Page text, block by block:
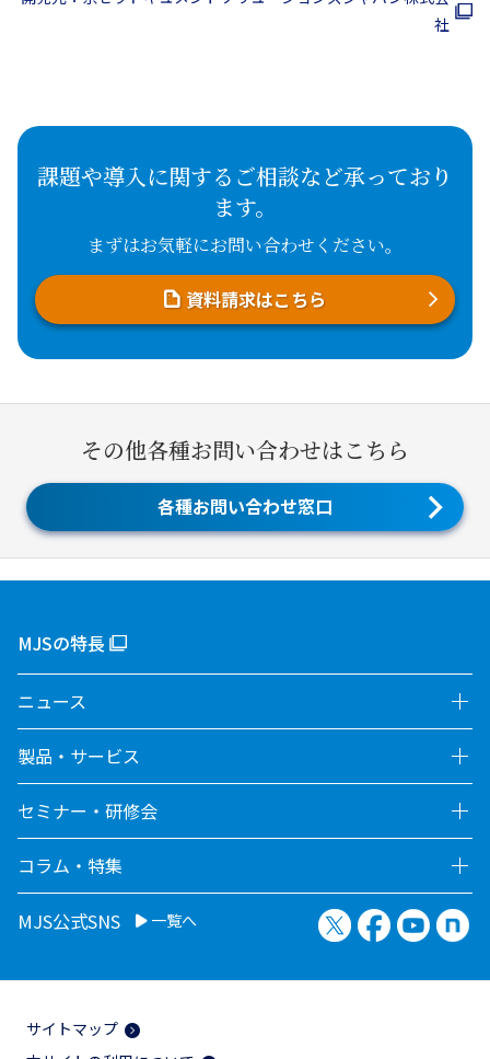
社
課題や導入に関するご相談など承っており
ます。
まずはお気軽にお問い合わせください。
資料請求はこちら
その他各種お問い合わせはこちら
各種お問い合わせ窓口
MJSの特長
ニュース
製品・サービス
セミナー・研修会
コラム・特集
MJS公式SNS 一覧へ X（旧Twitter）
Facebook
サイトマップ